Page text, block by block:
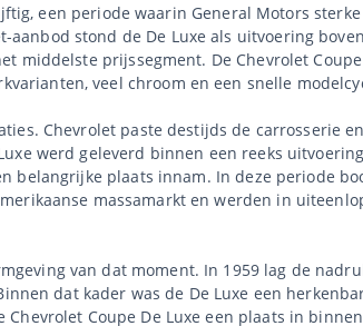
een periode waarin General Motors
stond de De Luxe als uitvoering
middelste prijssegment. De Chevrolet
veel chroom en een snelle
Chevrolet paste destijds de carrosserie
werd geleverd binnen een reeks
belangrijke plaats innam. In deze periode
massamarkt en werden in
van dat moment. In 1959 lag de
dat kader was de De Luxe een
Coupe De Luxe een plaats in